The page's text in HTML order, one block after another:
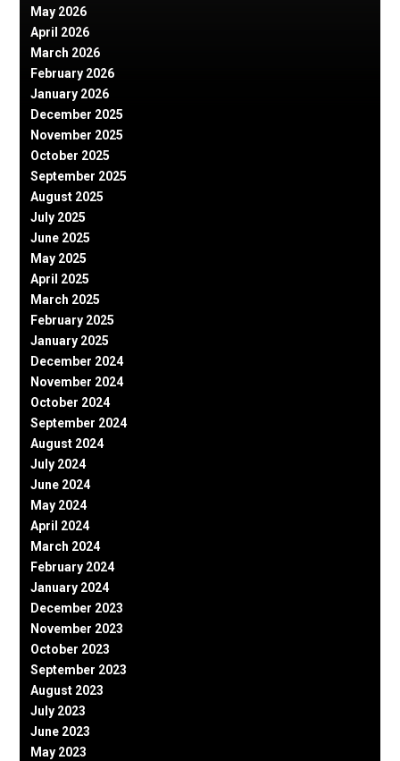
May 2026
April 2026
March 2026
February 2026
January 2026
December 2025
November 2025
October 2025
September 2025
August 2025
July 2025
June 2025
May 2025
April 2025
March 2025
February 2025
January 2025
December 2024
November 2024
October 2024
September 2024
August 2024
July 2024
June 2024
May 2024
April 2024
March 2024
February 2024
January 2024
December 2023
November 2023
October 2023
September 2023
August 2023
July 2023
June 2023
May 2023